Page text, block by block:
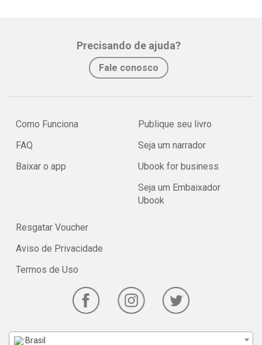
Precisando de ajuda?
Fale conosco
Como Funciona
FAQ
Baixar o app
Publique seu livro
Seja um narrador
Ubook for business
Seja um Embaixador
Ubook
Resgatar Voucher
Aviso de Privacidade
Termos de Uso
Brasil